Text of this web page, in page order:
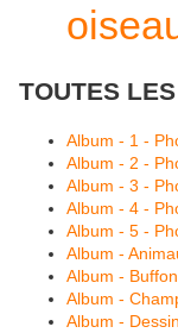
TOUTES
Album - 1 -
Album - 2 -
Album - 3 -
Album - 4 -
Album - 5 -
Album -
Album -
Album -
Album -